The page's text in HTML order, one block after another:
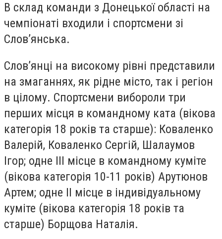
В склад команди з Донецької області на
чемпіонаті входили і спортсмени зі
Слов’янська.
Слов’янці на високому рівні представили
на змаганнях, як рідне місто, так і регіон
в цілому. Спортсмени вибороли три
перших місця в командному ката (вікова
категорія 18 років та старше): Коваленко
Валерій, Коваленко Сергій, Шалаумов
Ігор; одне ІІІ місце в командному куміте
(вікова категорія 10-11 років) Арутюнов
Артем; одне ІІ місце в індивідуальному
куміте (вікова категорія 18 років та
старше) Борщова Наталія.